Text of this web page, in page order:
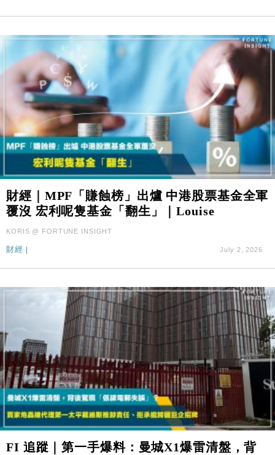
損失近6900萬元
16:05
財經｜日經失守6.5萬點後回穩 全周仍升近2%
15:47
財經｜恒隆10月換帥 玩具「反」斗城亞洲CEO蔡德
粦接任
15:11
財經｜韓股反覆波動收跌 連挫7周創逾3年最長跌勢
13:44
財經｜內地7月美元計價出口增近24%勝預期 貿易順
差達1125億美元
財經｜日本春季三度入市撐日圓 4月單日斥6.28萬億
日圓干預創新高
11:12
國際｜特朗普料美伊戰事快結束 承認部分彈藥庫存緊
張
財經｜SA售股自救後再出手 斥4億美元押注未上市公
司
財經｜MPF「賺蝕榜」出爐 中港股票基金全軍
覆沒 宏利呢隻基金「翻生」｜Louise
KORIS @ FORTUNE INSIGHT
財經 | July 2, 2026
FI 追蹤｜第一手爆料：曼城X1爆雷清盤，背